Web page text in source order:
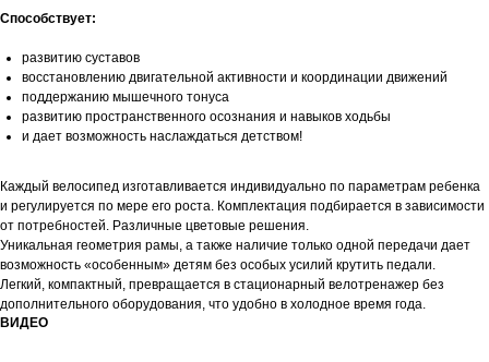
Способствует:
развитию суставов
восстановлению двигательной активности и координации движений
поддержанию мышечного тонуса
развитию пространственного осознания и навыков ходьбы
и дает возможность наслаждаться детством!
Каждый велосипед изготавливается индивидуально по параметрам ребенка
и регулируется по мере его роста. Комплектация подбирается в зависимости
от потребностей. Различные цветовые решения.
Уникальная геометрия рамы, а также наличие только одной передачи дает
возможность «особенным» детям без особых усилий крутить педали.
Легкий, компактный, превращается в стационарный велотренажер без
дополнительного оборудования, что удобно в холодное время года.
ВИДЕО